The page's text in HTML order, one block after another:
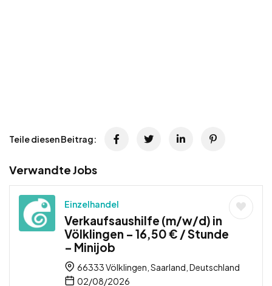
Teile diesen Beitrag:
Verwandte Jobs
Einzelhandel
Verkaufsaushilfe (m/w/d) in
Völklingen – 16,50 € / Stunde
– Minijob
66333 Völklingen, Saarland, Deutschland
02/08/2026